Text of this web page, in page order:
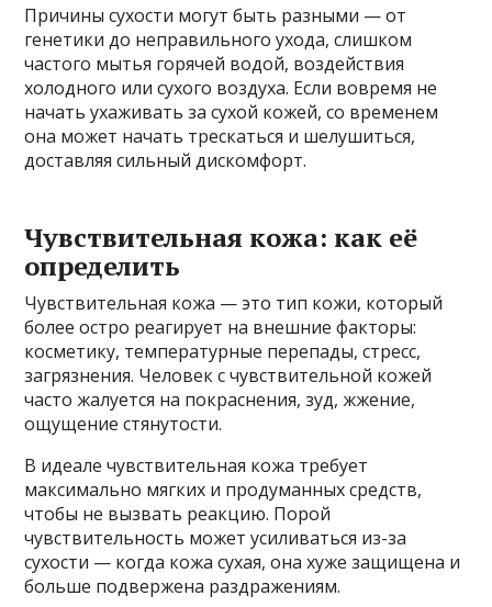
Причины сухости могут быть разными — от
генетики до неправильного ухода, слишком
частого мытья горячей водой, воздействия
холодного или сухого воздуха. Если вовремя не
начать ухаживать за сухой кожей, со временем
она может начать трескаться и шелушиться,
доставляя сильный дискомфорт.
Чувствительная кожа: как её
определить
Чувствительная кожа — это тип кожи, который
более остро реагирует на внешние факторы:
косметику, температурные перепады, стресс,
загрязнения. Человек с чувствительной кожей
часто жалуется на покраснения, зуд, жжение,
ощущение стянутости.
В идеале чувствительная кожа требует
максимально мягких и продуманных средств,
чтобы не вызвать реакцию. Порой
чувствительность может усиливаться из-за
сухости — когда кожа сухая, она хуже защищена и
больше подвержена раздражениям.